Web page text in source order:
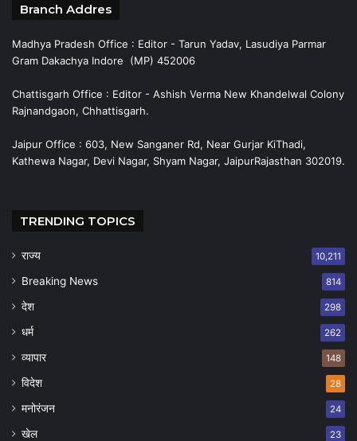
Branch Addres
Madhya Pradesh Office : Editor - Tarun Yadav, Lasudiya Parmar
Gram Dakachya Indore (MP) 452006
Chattisgarh Office : Editor - Ashish Verma New Khandelwal Colony
Rajnandgaon, Chhattisgarh.
Jaipur Office : 603, New Sanganer Rd, Near Gurjar KiThadi,
Kathewa Nagar, Devi Nagar, Shyam Nagar, JaipurRajasthan 302019.
TRENDING TOPICS
राज्य 10,211
Breaking News 814
देश 298
धर्म 262
व्यापार 148
विदेश 28
मनोरंजन 24
खेल 23